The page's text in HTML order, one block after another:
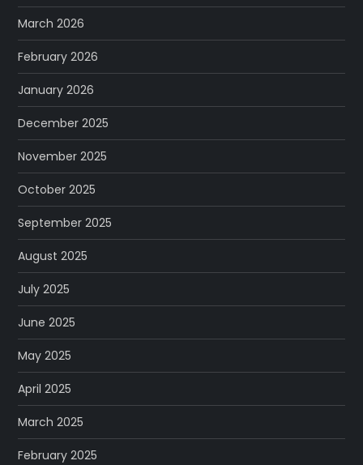
March 2026
February 2026
January 2026
December 2025
November 2025
October 2025
September 2025
August 2025
July 2025
June 2025
May 2025
April 2025
March 2025
February 2025